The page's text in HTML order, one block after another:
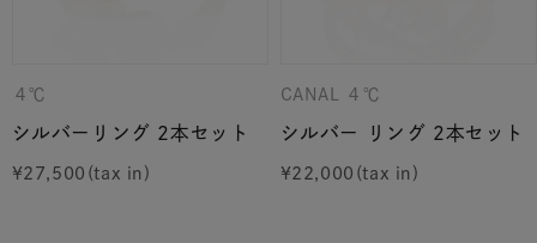
４℃
シルバーリング 2本セット
¥27,500
CANAL ４℃
シルバー リング 2本セット
¥22,000